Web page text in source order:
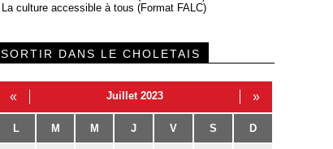
La culture accessible à tous (Format FALC)
SORTIR DANS LE CHOLETAIS
« Juillet 2023 »
L M M J V S D